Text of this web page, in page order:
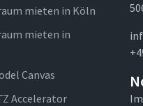
mieten in Köln
mieten in
Canvas
Accelerator